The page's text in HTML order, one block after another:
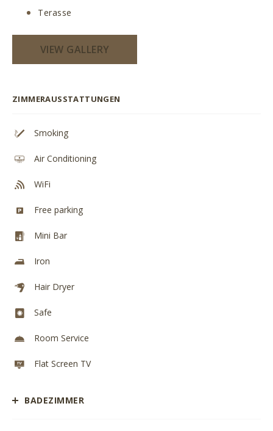
Terasse
VIEW GALLERY
ZIMMERAUSSTATTUNGEN
Smoking
Air Conditioning
WiFi
Free parking
Mini Bar
Iron
Hair Dryer
Safe
Room Service
Flat Screen TV
BADEZIMMER